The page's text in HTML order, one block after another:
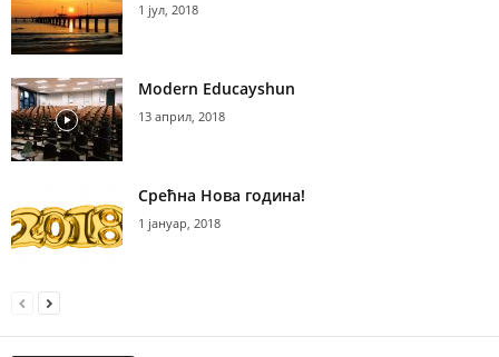
1 јул, 2018
Modern Educayshun
13 април, 2018
Срећна Нова година!
1 јануар, 2018